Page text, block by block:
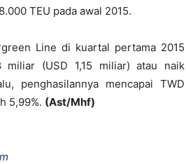
TEU pada awal 2015.
Line di kuartal pertama 2015
miliar (USD 1,15 miliar) atau naik
penghasilannya mencapai TWD
5,99%. (Ast/Mhf)